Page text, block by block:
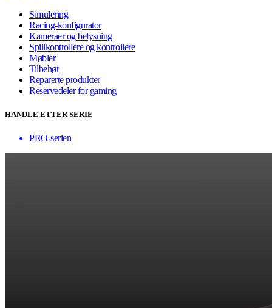
Simulering
Racing-konfigurator
Kameraer og belysning
Spillkontrollere og kontrollere
Møbler
Tilbehør
Reparerte produkter
Reservedeler for gaming
HANDLE ETTER SERIE
PRO-serien